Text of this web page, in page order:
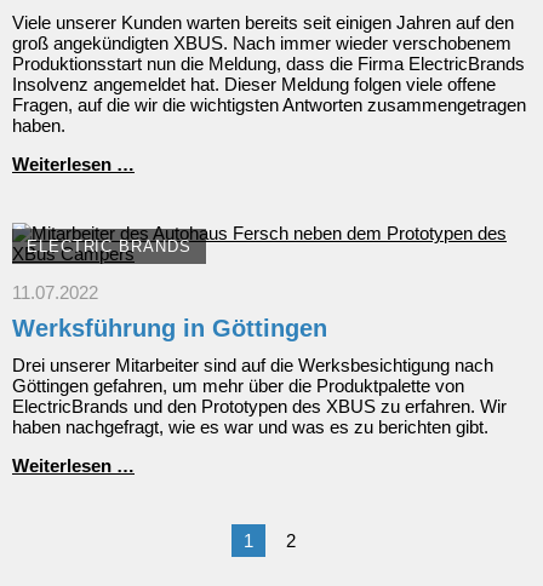
Viele unserer Kunden warten bereits seit einigen Jahren auf den
groß angekündigten XBUS. Nach immer wieder verschobenem
Produktionsstart nun die Meldung, dass die Firma ElectricBrands
Insolvenz angemeldet hat. Dieser Meldung folgen viele offene
Fragen, auf die wir die wichtigsten Antworten zusammengetragen
haben.
Weiterlesen …
an
ELECTRIC BRANDS
11.07.2022
Werksführung in Göttingen
Drei unserer Mitarbeiter sind auf die Werksbesichtigung nach
Göttingen gefahren, um mehr über die Produktpalette von
ElectricBrands und den Prototypen des XBUS zu erfahren. Wir
haben nachgefragt, wie es war und was es zu berichten gibt.
Weiterlesen …
1
2